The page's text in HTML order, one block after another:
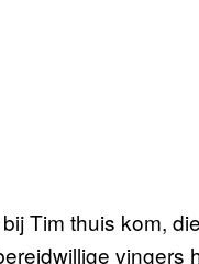
Tim thuis kom,
vingers